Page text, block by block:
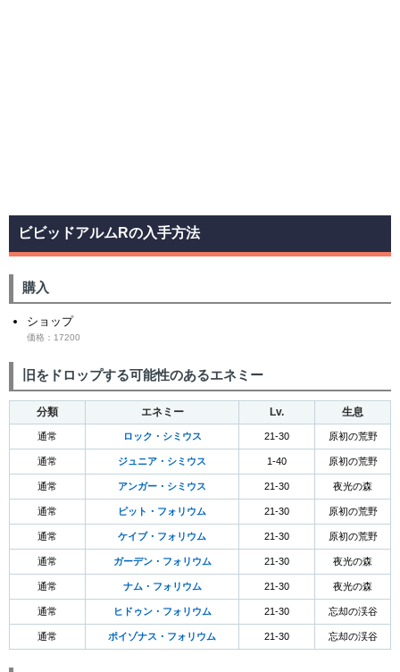
ビビッドアルムRの入手方法
購入
ショップ
価格：17200
旧をドロップする可能性のあるエネミー
分類 エネミー Lv. 生息
通常 ロック・シミウス 21-30 原初の荒野
通常 ジュニア・シミウス 1-40 原初の荒野
通常 アンガー・シミウス 21-30 夜光の森
通常 ピット・フォリウム 21-30 原初の荒野
通常 ケイブ・フォリウム 21-30 原初の荒野
通常 ガーデン・フォリウム 21-30 夜光の森
通常 ナム・フォリウム 21-30 夜光の森
通常 ヒドゥン・フォリウム 21-30 忘却の渓谷
通常 ポイゾナス・フォリウム 21-30 忘却の渓谷